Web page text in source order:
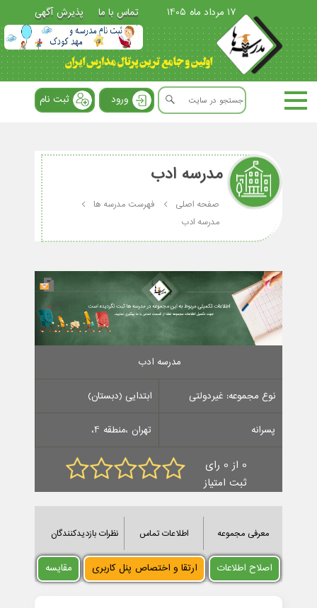
17 مرداد ماه 1405 تماس با ما پذیرش آگهی
ورود ثبت نام
مدرسه ادب
صفحه اصلی
فهرست مدرسه ها
مدرسه ادب
مدرسه ادب
نوع مجموعه: غیردولتی ابتدایی (دبستان)
پسرانه تهران ،منطقه 4،
0 از 0 رای
ثبت امتیاز
معرفی مجموعه اطلاعات تماس نظرات بازدیدکنندگان
اصلاح اطلاعات ارتقا و اختصاص پنل کاربری مقایسه